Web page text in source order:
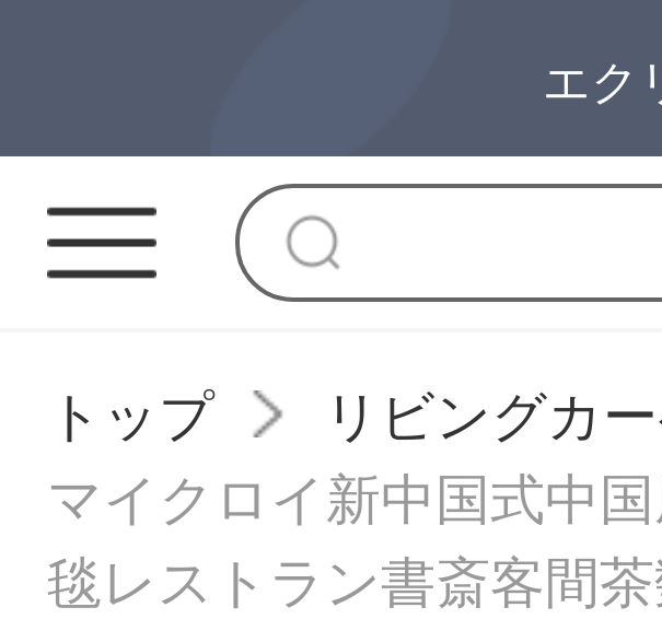
エク
トップ
リビングカ
マイクロイ新中国式中
毯レストラン書斎客間